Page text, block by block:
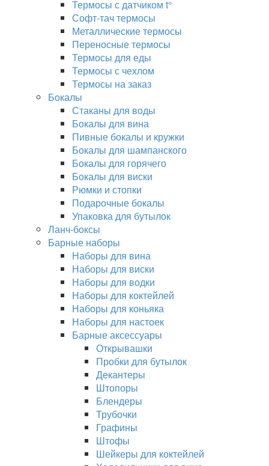
Термосы с датчиком t°
Софт-тач термосы
Металлические термосы
Переносные термосы
Термосы для еды
Термосы с чехлом
Термосы на заказ
Бокалы
Стаканы для воды
Бокалы для вина
Пивные бокалы и кружки
Бокалы для шампанского
Бокалы для горячего
Бокалы для виски
Рюмки и стопки
Подарочные бокалы
Упаковка для бутылок
Ланч-боксы
Барные наборы
Наборы для вина
Наборы для виски
Наборы для водки
Наборы для коктейлей
Наборы для коньяка
Наборы для настоек
Барные аксессуары
Открывашки
Пробки для бутылок
Декантеры
Штопоры
Блендеры
Трубочки
Графины
Штофы
Шейкеры для коктейлей